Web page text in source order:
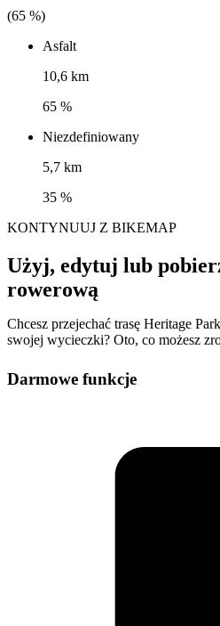
(65 %)
Asfalt
10,6 km
65 %
Niezdefiniowany
5,7 km
35 %
KONTYNUUJ Z BIKEMAP
Użyj, edytuj lub
rowerową
Chcesz przejechać trasę Heritage
swojej wycieczki? Oto, co możesz
Darmowe funkcje